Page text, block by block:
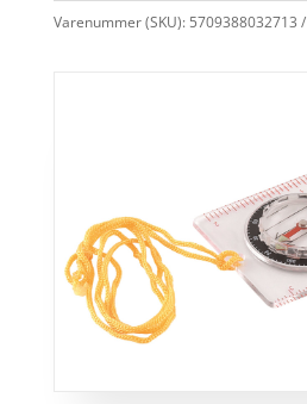
Varenummer (SKU): 5709388032713